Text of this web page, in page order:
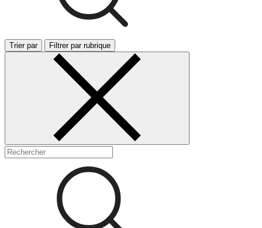
Trier par Filtrer par rubrique